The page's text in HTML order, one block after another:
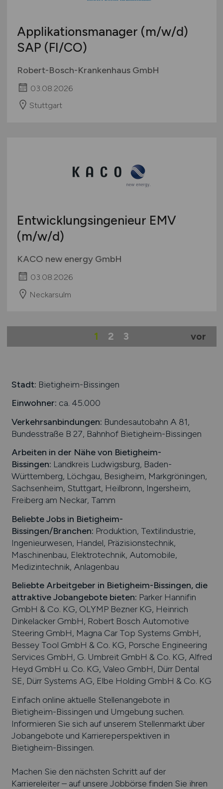
Applikationsmanager (m/w/d)
SAP (FI/CO)
Robert-Bosch-Krankenhaus GmbH
03.08.2026
Stuttgart
Entwicklungsingenieur EMV
(m/w/d)
KACO new energy GmbH
03.08.2026
Neckarsulm
1 2 3 vor
Stadt: Bietigheim-Bissingen
Einwohner: ca. 45.000
Verkehrsanbindungen: Bundesautobahn A 81,
Bundesstraße B 27, Bahnhof Bietigheim-Bissingen
Arbeiten in der Nähe von Bietigheim-
Bissingen: Landkreis Ludwigsburg, Baden-
Württemberg, Löchgau, Besigheim, Markgröningen,
Sachsenheim, Stuttgart, Heilbronn, Ingersheim,
Freiberg am Neckar, Tamm
Beliebte Jobs in Bietigheim-
Bissingen/Branchen: Produktion, Textilindustrie,
Ingenieurwesen, Handel, Präzisionstechnik,
Maschinenbau, Elektrotechnik, Automobile,
Medizintechnik, Anlagenbau
Beliebte Arbeitgeber in Bietigheim-Bissingen, die
attraktive Jobangebote bieten: Parker Hannifin
GmbH & Co. KG, OLYMP Bezner KG, Heinrich
Dinkelacker GmbH, Robert Bosch Automotive
Steering GmbH, Magna Car Top Systems GmbH,
Bessey Tool GmbH & Co. KG, Porsche Engineering
Services GmbH, G. Umbreit GmbH & Co. KG, Alfred
Heyd GmbH u. Co. KG, Valeo GmbH, Dürr Dental
SE, Dürr Systems AG, Elbe Holding GmbH & Co. KG
Einfach online aktuelle Stellenangebote in
Bietigheim-Bissingen und Umgebung suchen.
Informieren Sie sich auf unserem Stellenmarkt über
Jobangebote und Karriereperspektiven in
Bietigheim-Bissingen.
Machen Sie den nächsten Schritt auf der
Karriereleiter – auf unsere Jobbörse finden Sie ihren